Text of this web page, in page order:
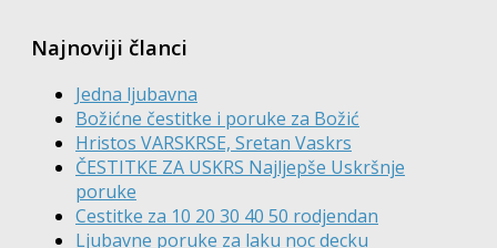
Najnoviji članci
Jedna ljubavna
Božićne čestitke i poruke za Božić
Hristos VARSKRSE, Sretan Vaskrs
ČESTITKE ZA USKRS Najljepše Uskršnje
poruke
Cestitke za 10 20 30 40 50 rodjendan
Ljubavne poruke za laku noc decku